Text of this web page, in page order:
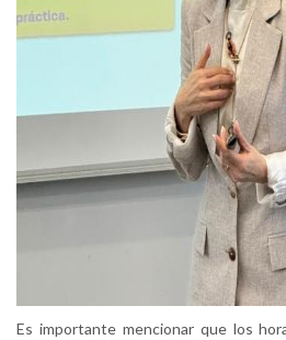
Es importante mencionar que los